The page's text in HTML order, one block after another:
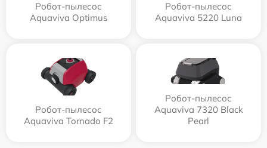
Робот-пылесос
Aquaviva Optimus
Робот-пылесос
Aquaviva 5220 Luna
Робот-пылесос
Aquaviva Tornado F2
Робот-пылесос
Aquaviva 7320 Black
Pearl